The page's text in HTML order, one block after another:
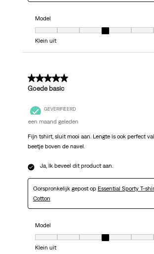
Model
Model, 4 van 7, waarbij 1 gelijk is aan Klein uit
Klein uit
5 van 5 sterren.
Goede basic
GEVERIFIEERD
een maand geleden
Fijn tshirt, sluit mooi aan. Lengte is ook perfect
beetje boven de navel.
Ja, Ik beveel dit product aan.
Oorspronkelijk gepost op Essential Sporty T-
Cotton
Model
Model, 4 van 7, waarbij 1 gelijk is aan Klein uit
Klein uit